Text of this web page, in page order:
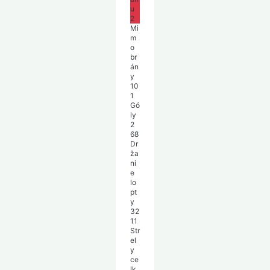
u
2
Mi
m
o
br
án
y
10
1
Gó
ly
2
68
Dr
ža
ni
e
lo
pt
y
32
11
Str
el
y
ce